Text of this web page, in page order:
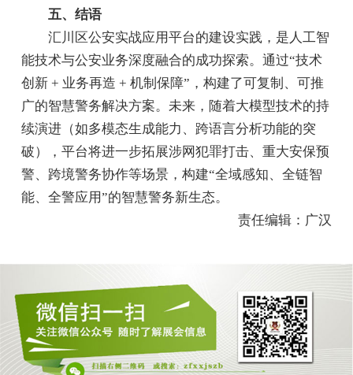
五、结语
汇川区公安实战应用平台的建设实践，是人工智
能技术与公安业务深度融合的成功探索。通过“技术
创新 + 业务再造 + 机制保障”，构建了可复制、可推
广的智慧警务解决方案。未来，随着大模型技术的持
续演进（如多模态生成能力、跨语言分析功能的突
破），平台将进一步拓展涉网犯罪打击、重大安保预
警、跨境警务协作等场景，构建“全域感知、全链智
能、全警应用”的智慧警务新生态。
责任编辑：广汉